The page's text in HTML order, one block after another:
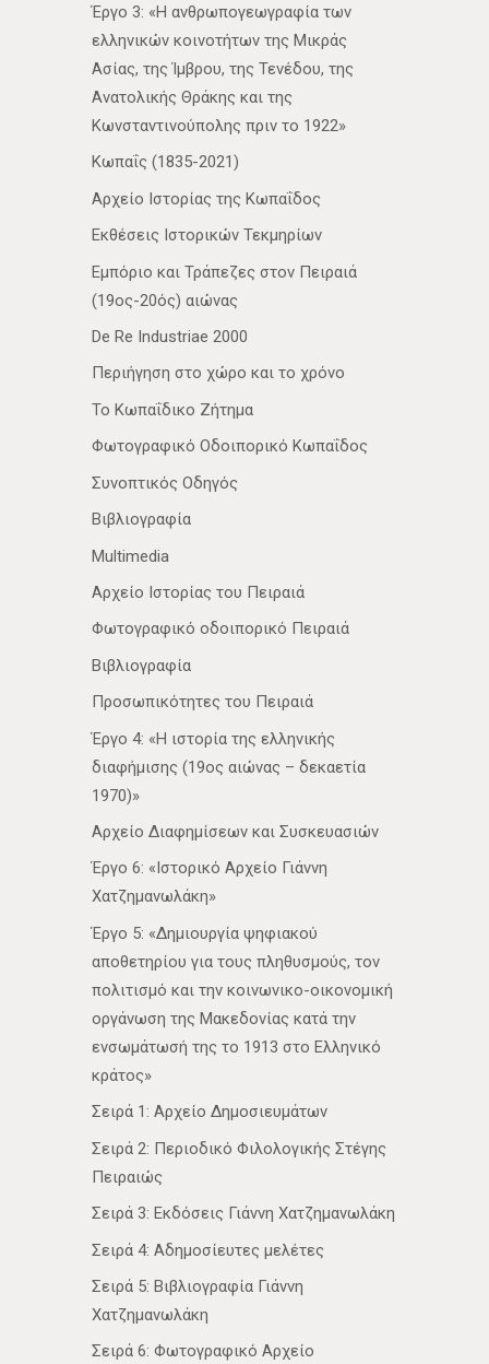
Έργο 3: «Η ανθρωπογεωγραφία των
ελληνικών κοινοτήτων της Μικράς
Ασίας, της Ίμβρου, της Τενέδου, της
Ανατολικής Θράκης και της
Κωνσταντινούπολης πριν το 1922»
Κωπαΐς (1835-2021)
Αρχείο Ιστορίας της Κωπαΐδος
Εκθέσεις Ιστορικών Τεκμηρίων
Εμπόριο και Τράπεζες στον Πειραιά
(19ος-20ός) αιώνας
De Re Industriae 2000
Περιήγηση στο χώρο και το χρόνο
Το Κωπαΐδικο Ζήτημα
Φωτογραφικό Οδοιπορικό Κωπαΐδος
Συνοπτικός Οδηγός
Βιβλιογραφία
Multimedia
Αρχείο Ιστορίας του Πειραιά
Φωτογραφικό οδοιπορικό Πειραιά
Βιβλιογραφία
Προσωπικότητες του Πειραιά
Έργο 4: «Η ιστορία της ελληνικής
διαφήμισης (19ος αιώνας – δεκαετία
1970)»
Αρχείο Διαφημίσεων και Συσκευασιών
Έργο 6: «Ιστορικό Αρχείο Γιάννη
Χατζημανωλάκη»
Έργο 5: «Δημιουργία ψηφιακού
αποθετηρίου για τους πληθυσμούς, τον
πολιτισμό και την κοινωνικο-οικονομική
οργάνωση της Μακεδονίας κατά την
ενσωμάτωσή της το 1913 στο Ελληνικό
κράτος»
Σειρά 1: Αρχείο Δημοσιευμάτων
Σειρά 2: Περιοδικό Φιλολογικής Στέγης
Πειραιώς
Σειρά 3: Εκδόσεις Γιάννη Χατζημανωλάκη
Σειρά 4: Αδημοσίευτες μελέτες
Σειρά 5: Βιβλιογραφία Γιάννη
Χατζημανωλάκη
Σειρά 6: Φωτογραφικό Αρχείο